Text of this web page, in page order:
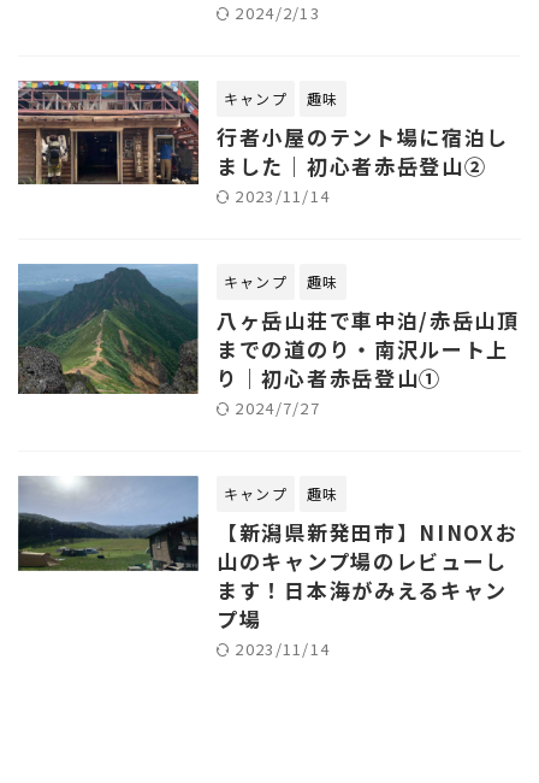
2024/2/13
キャンプ 趣味
行者小屋のテント場に宿泊し
ました｜初心者赤岳登山②
2023/11/14
キャンプ 趣味
八ヶ岳山荘で車中泊/赤岳山頂
までの道のり・南沢ルート上
り｜初心者赤岳登山①
2024/7/27
キャンプ 趣味
【新潟県新発田市】NINOXお
山のキャンプ場のレビューし
ます！日本海がみえるキャン
プ場
2023/11/14